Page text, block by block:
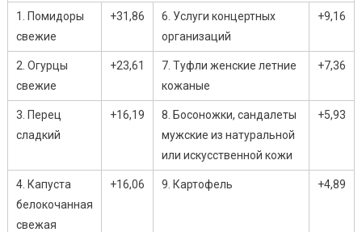
1. Помидоры
свежие
+31,86
6. Услуги концертных
организаций
+9,16
2. Огурцы
свежие
+23,61
7. Туфли женские летние
кожаные
+7,36
3. Перец
сладкий
+16,19
8. Босоножки, сандалеты
мужские из натуральной
или искусственной кожи
+5,93
4. Капуста
белокочанная
свежая
+16,06 9. Картофель +4,89